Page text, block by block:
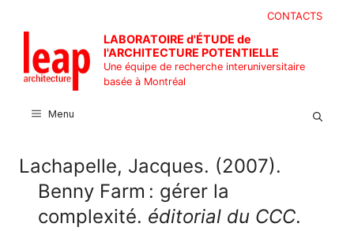
contenu
CONTACTS
LABORATOIRE d'ÉTUDE de
l'ARCHITECTURE POTENTIELLE
Une équipe de recherche interuniversitaire
basée à Montréal
Menu
Lachapelle, Jacques. (2007).
Benny Farm : gérer la
complexité. éditorial du CCC.